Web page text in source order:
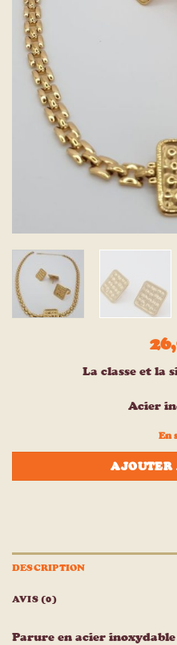
La classe et la
Acier
En
AJOUTER
DESCRIPTION
AVIS (0)
Parure en acier inoxydable